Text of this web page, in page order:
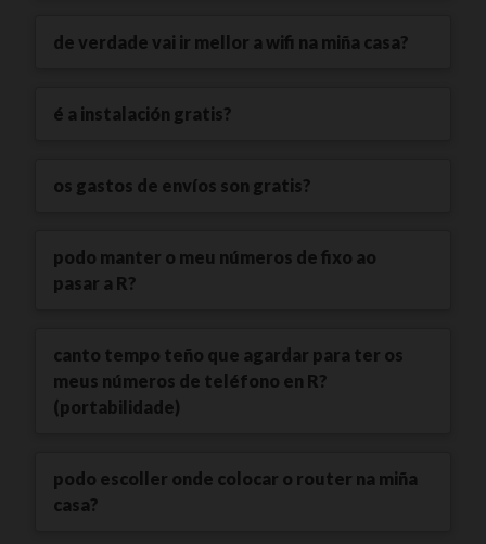
de verdade vai ir mellor a wifi na miña casa?
é a instalación gratis?
os gastos de envíos son gratis?
podo manter o meu números de fixo ao
pasar a R?
canto tempo teño que agardar para ter os
meus números de teléfono en R?
(portabilidade)
podo escoller onde colocar o router na miña
casa?